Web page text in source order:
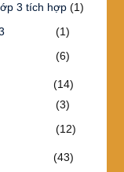
3 tích hợp(1)
(1)
(6)
(14)
(3)
(12)
(43)